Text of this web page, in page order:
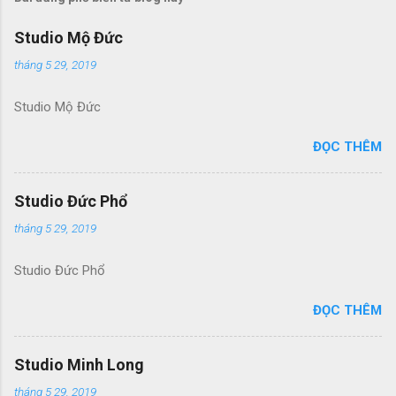
Studio Mộ Đức
tháng 5 29, 2019
Studio Mộ Đức
ĐỌC THÊM
Studio Đức Phổ
tháng 5 29, 2019
Studio Đức Phổ
ĐỌC THÊM
Studio Minh Long
tháng 5 29, 2019